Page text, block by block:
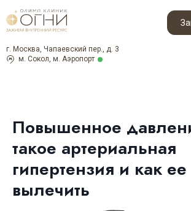
м. Сокол, м. Аэропорт
г. Москва, Чапаевский пер., д. 3
Повышенное
такое артериальная
гипертензия и как ее
вылечить